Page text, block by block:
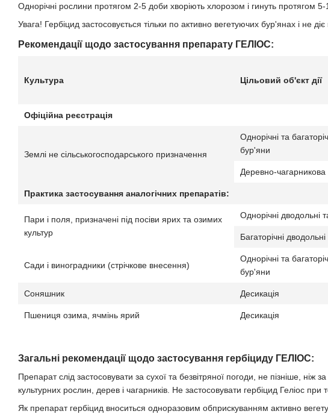
Однорічні рослини протягом 2-5 доби хворіють хлорозом і гинуть протягом
Увага! Гербіцид застосовується тільки по активно вегетуючих бур'янах і не
Рекомендації щодо застосування препарату ГЕЛІОС:
Культура Цільовий об'єкт дії
Офіційна реєстрація
Землі не сільськогосподарського призначення
Однорічні та
бур'яни
Деревно-чагарникова
Практика застосування аналогічних препаратів:
Пари і поля, призначені під посіви ярих та озимих
культур
Однорічні дводольні
Багаторічні
Сади і виноградники (стрічкове внесення)
Однорічні та
бур'яни
Соняшник Десикація
Пшениця озима, ячмінь ярий Десикація
Загальні рекомендації щодо застосування гербіциду ГЕЛІОС:
Препарат слід застосовувати за сухої та безвітряної погоди, не пізніше,
культурних рослин, дерев і чагарників. Не застосовувати гербіцид Геліос
Як препарат гербіцид вноситься одноразовим обприскуванням активно